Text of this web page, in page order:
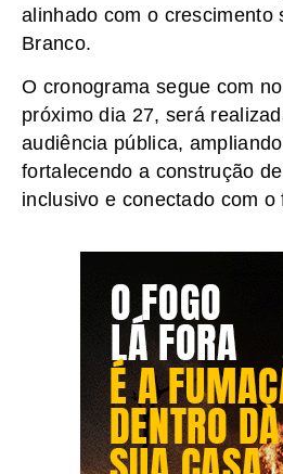
alinhado com o crescimento
Branco.
O cronograma segue com
próximo dia 27, será
audiência pública,
fortalecendo a construção
inclusivo e conectado com o